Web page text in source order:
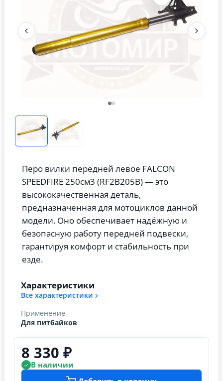
Перо вилки передней левое FALCON
SPEEDFIRE 250см3 (RF2B205B) — это
высококачественная деталь,
предназначенная для мотоциклов данной
модели. Оно обеспечивает надёжную и
безопасную работу передней подвески,
гарантируя комфорт и стабильность при
езде.
Характеристики
Все характеристики
Применение
Для питбайков
8 330 ₽
В наличии